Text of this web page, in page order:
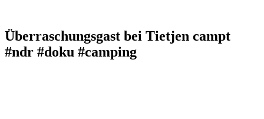
Überraschungsgast bei Tietjen campt
#ndr #doku #camping